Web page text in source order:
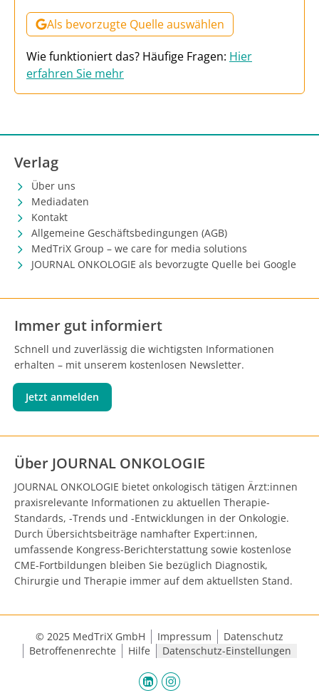
Als bevorzugte Quelle auswählen
Wie funktioniert das? Häufige Fragen: Hier
erfahren Sie mehr
Verlag
Über uns
Mediadaten
Kontakt
Allgemeine Geschäftsbedingungen (AGB)
MedTriX Group – we care for media solutions
JOURNAL ONKOLOGIE als bevorzugte Quelle bei Google
Immer gut informiert
Schnell und zuverlässig die wichtigsten Informationen
erhalten – mit unserem kostenlosen Newsletter.
Jetzt anmelden
Über JOURNAL ONKOLOGIE
JOURNAL ONKOLOGIE bietet onkologisch tätigen Ärzt:innen
praxisrelevante Informationen zu aktuellen Therapie-
Standards, -Trends und -Entwicklungen in der Onkologie.
Durch Übersichtsbeiträge namhafter Expert:innen,
umfassende Kongress-Berichterstattung sowie kostenlose
CME-Fortbildungen bleiben Sie bezüglich Diagnostik,
Chirurgie und Therapie immer auf dem aktuellsten Stand.
© 2025 MedTriX GmbH Impressum
Datenschutz
Betroffenenrechte
Hilfe Datenschutz-Einstellungen